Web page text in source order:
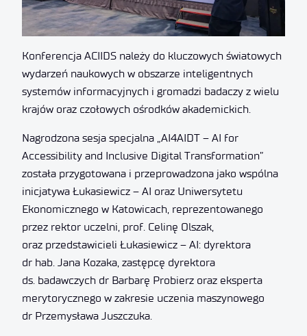
Konferencja ACIIDS należy do kluczowych światowych
wydarzeń naukowych w obszarze inteligentnych
systemów informacyjnych i gromadzi badaczy z wielu
krajów oraz czołowych ośrodków akademickich.
Nagrodzona sesja specjalna „AI4AIDT – AI for
Accessibility and Inclusive Digital Transformation”
została przygotowana i przeprowadzona jako wspólna
inicjatywa Łukasiewicz – AI oraz Uniwersytetu
Ekonomicznego w Katowicach, reprezentowanego
przez rektor uczelni, prof. Celinę Olszak,
oraz przedstawicieli Łukasiewicz – AI: dyrektora
dr hab. Jana Kozaka, zastępcę dyrektora
ds. badawczych dr Barbarę Probierz oraz eksperta
merytorycznego w zakresie uczenia maszynowego
dr Przemysława Juszczuka.